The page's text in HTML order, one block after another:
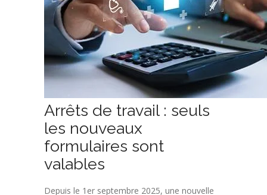
Arrêts de travail : seuls
les nouveaux
formulaires sont
valables
Depuis le 1er septembre 2025, une nouvelle